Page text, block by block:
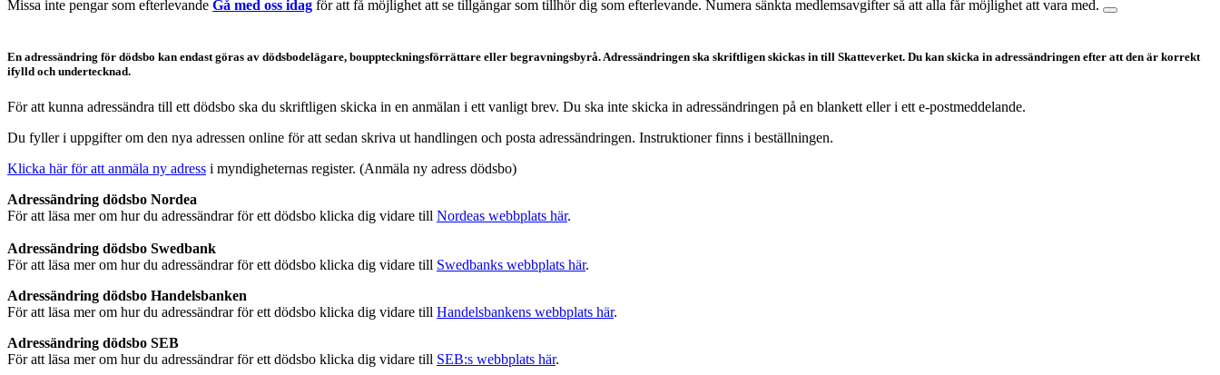
Missa inte pengar som efterlevande Gå med oss idag för att få möjlighet att se tillgångar som tillhör dig som efterlevande. Numera sänkta medlemsavgifter så att alla får möjlighet att vara med.
En adressändring för dödsbo kan endast göras av dödsbodelägare, bouppteckningsförrättare eller begravningsbyrå. Adressändringen ska skriftligen skickas in till Skatteverket. Du kan skicka in adressändringen efter att den är korrekt
ifylld och undertecknad.
För att kunna adressändra till ett dödsbo ska du skriftligen skicka in en anmälan i ett vanligt brev. Du ska inte skicka in adressändringen på en blankett eller i ett e-postmeddelande.
Du fyller i uppgifter om den nya adressen online för att sedan skriva ut handlingen och posta adressändringen. Instruktioner finns i beställningen.
Klicka här för att anmäla ny adress i myndigheternas register. (Anmäla ny adress dödsbo)
Adressändring dödsbo Nordea
För att läsa mer om hur du adressändrar för ett dödsbo klicka dig vidare till Nordeas webbplats här.
Adressändring dödsbo Swedbank
För att läsa mer om hur du adressändrar för ett dödsbo klicka dig vidare till Swedbanks webbplats här.
Adressändring dödsbo Handelsbanken
För att läsa mer om hur du adressändrar för ett dödsbo klicka dig vidare till Handelsbankens webbplats här.
Adressändring dödsbo SEB
För att läsa mer om hur du adressändrar för ett dödsbo klicka dig vidare till SEB:s webbplats här.